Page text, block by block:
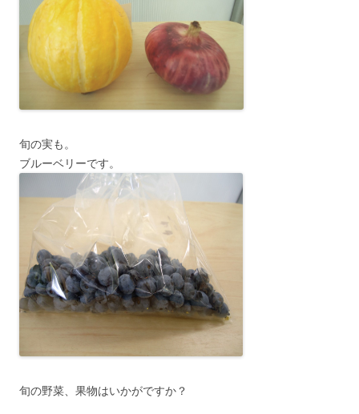
旬の実も。
ブルーベリーです。
旬の野菜、果物はいかがですか？